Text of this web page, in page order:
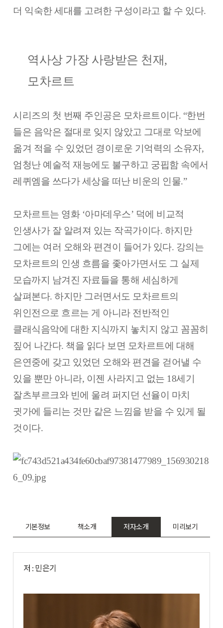
더 익숙한 세대를 고려한 구성이라고 할 수 있다.
역사상 가장 사랑받은 천재,
모차르트
시리즈의 첫 번째 주인공은 모차르트이다. “한번
들은 음악은 절대로 잊지 않았고 그대로 악보에
옮겨 적을 수 있었던 경이로운 기억력의 소유자,
엄청난 예술적 재능에도 불구하고 궁핍함 속에서
레퀴엠을 쓰다가 세상을 떠난 비운의 인물.”
모차르트는 영화 ‘아마데우스’ 덕에 비교적
인생사가 잘 알려져 있는 작곡가이다. 하지만
그에는 여러 오해와 편견이 들어가 있다. 강의는
모차르트의 인생 흐름을 좇아가면서도 그 실제
모습까지 남겨진 자료들을 통해 세심하게
살펴본다. 하지만 그러면서도 모차르트의
위인전으로 흐르는 게 아니라 전반적인
클래식음악에 대한 지식까지 놓치지 않고 꼼꼼히
짚어 나간다. 책을 읽다 보면 모차르트에 대해
은연중에 갖고 있었던 오해와 편견을 걷어낼 수
있을 뿐만 아니라, 이젠 사라지고 없는 18세기
잘츠부르크와 빈에 울려 퍼지던 선율이 마치
귓가에 들리는 것만 같은 느낌을 받을 수 있게 될
것이다.
기본정보 책소개 저자소개 미리보기
저 : 민은기